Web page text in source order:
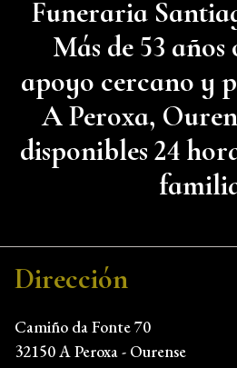
Funeraria
Más de 53
apoyo cercano y
A Peroxa,
disponibles 24
Dirección
Camiño da Fonte 70
32150 A Peroxa - Ourense